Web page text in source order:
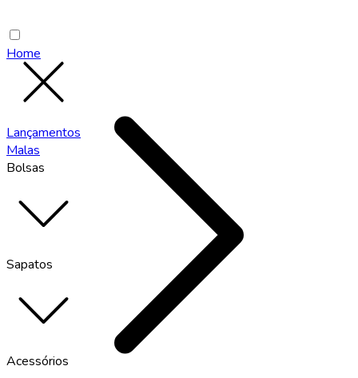
Lançamentos
Malas
Bolsas
Sapatos
Acessórios
Home